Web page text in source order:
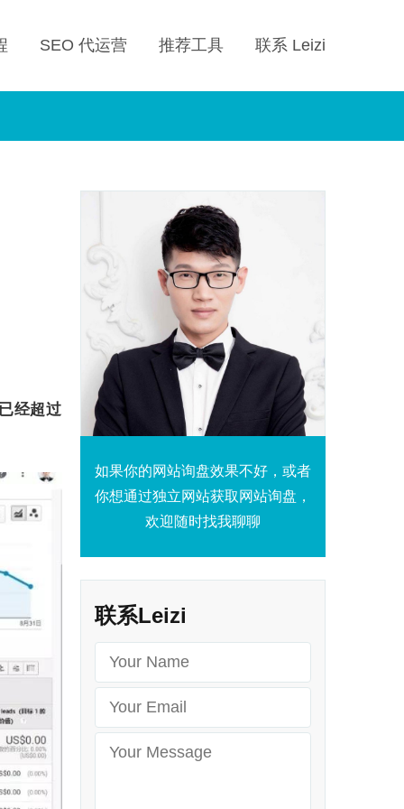
SEO 代运营 推荐工具 联系 Leizi
经超过
如果你的网站询盘效果不好，或者
你想通过独立网站获取网站询盘，
欢迎随时找我聊聊
联系Leizi